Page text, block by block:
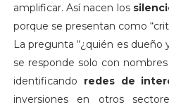
amplificar. Así nacen los
porque se presentan como
La pregunta “¿quién es dueño
se responde solo con
identificando redes de
inversiones en otros